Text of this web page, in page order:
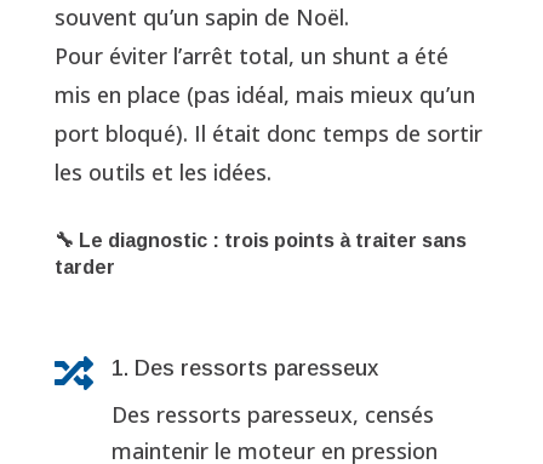
souvent qu’un sapin de Noël.
Pour éviter l’arrêt total, un shunt a été
mis en place (pas idéal, mais mieux qu’un
port bloqué). Il était donc temps de sortir
les outils et les idées.
🔧 Le diagnostic : trois points à traiter sans
tarder
 1. Des ressorts paresseux
Des ressorts paresseux, censés
maintenir le moteur en pression